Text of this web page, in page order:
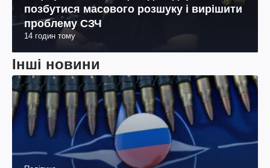
позбутися масового розшуку і вирішити
проблему СЗЧ
14 годин тому
Інші новини